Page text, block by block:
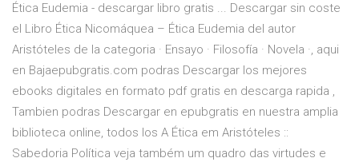
Ética Eudemia - descargar libro gratis ... Descargar sin coste
el Libro Ética Nicomáquea – Ética Eudemia del autor
Aristóteles de la categoria · Ensayo · Filosofía · Novela ·, aqui
en Bajaepubgratis.com podras Descargar los mejores
ebooks digitales en formato pdf gratis en descarga rapida ,
Tambien podras Descargar en epubgratis en nuestra amplia
biblioteca online, todos los A Ética em Aristóteles ::
Sabedoria Política veja também um quadro das virtudes e